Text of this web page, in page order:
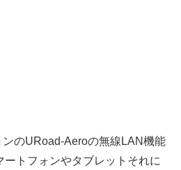
のURoad-Aeroの無線LAN機能
トフォンやタブレットそれに